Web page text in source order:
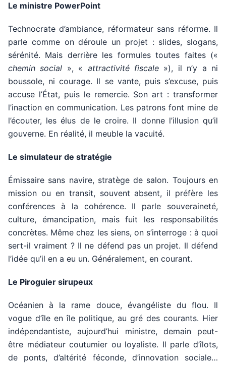
Le ministre PowerPoint
Technocrate d’ambiance, réformateur sans réforme. Il
parle comme on déroule un projet : slides, slogans,
sérénité. Mais derrière les formules toutes faites («
chemin social », « attractivité fiscale »), il n’y a ni
boussole, ni courage. Il se vante, puis s’excuse, puis
accuse l’État, puis le remercie. Son art : transformer
l’inaction en communication. Les patrons font mine de
l’écouter, les élus de le croire. Il donne l’illusion qu’il
gouverne. En réalité, il meuble la vacuité.
Le simulateur de stratégie
Émissaire sans navire, stratège de salon. Toujours en
mission ou en transit, souvent absent, il préfère les
conférences à la cohérence. Il parle souveraineté,
culture, émancipation, mais fuit les responsabilités
concrètes. Même chez les siens, on s’interroge : à quoi
sert-il vraiment ? Il ne défend pas un projet. Il défend
l’idée qu’il en a eu un. Généralement, en courant.
Le Piroguier sirupeux
Océanien à la rame douce, évangéliste du flou. Il
vogue d’île en île politique, au gré des courants. Hier
indépendantiste, aujourd’hui ministre, demain peut-
être médiateur coutumier ou loyaliste. Il parle d’îlots,
de ponts, d’altérité féconde, d’innovation sociale…